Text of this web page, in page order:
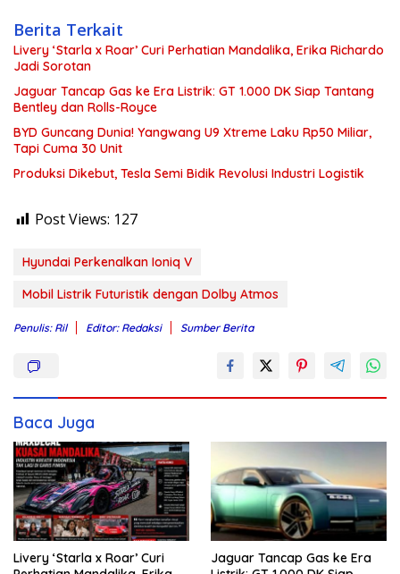
Berita Terkait
Livery ‘Starla x Roar’ Curi Perhatian Mandalika, Erika Richardo
Jadi Sorotan
Jaguar Tancap Gas ke Era Listrik: GT 1.000 DK Siap Tantang
Bentley dan Rolls-Royce
BYD Guncang Dunia! Yangwang U9 Xtreme Laku Rp50 Miliar,
Tapi Cuma 30 Unit
Produksi Dikebut, Tesla Semi Bidik Revolusi Industri Logistik
Post Views: 127
Hyundai Perkenalkan Ioniq V
Mobil Listrik Futuristik dengan Dolby Atmos
Penulis: Ril Editor: Redaksi Sumber Berita
Baca Juga
Livery ‘Starla x Roar’ Curi
Jaguar Tancap Gas ke Era